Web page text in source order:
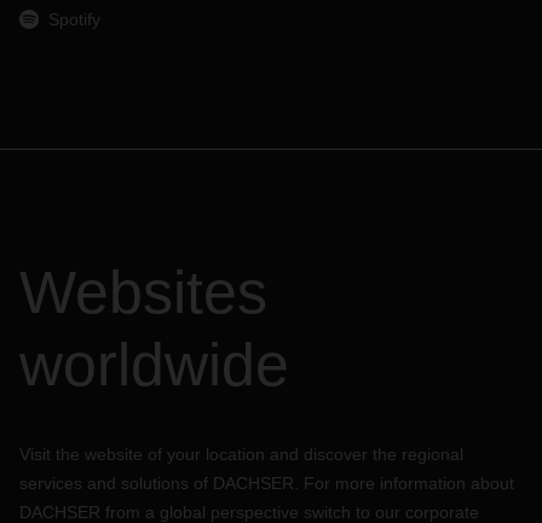
Spotify
Websites
worldwide
Visit the website of your location and discover the regional
services and solutions of DACHSER. For more information about
DACHSER from a global perspective switch to our corporate